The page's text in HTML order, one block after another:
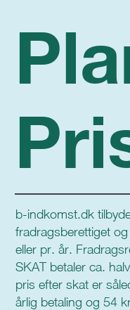
b-indkomst.dk
fradragsberettiget
eller pr. år.
SKAT betaler ca.
pris efter skat er
årlig betaling og 54